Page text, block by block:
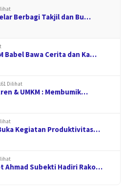
Berbagi Takjil dan Bu…
Babel Bawa Cerita dan Ka…
Dilihat
& UMKM : Membumik…
Kegiatan Produktivitas…
Ahmad Subekti Hadiri Rako…